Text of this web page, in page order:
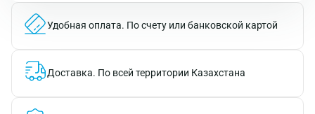
Удобная оплата. По счету или банковской картой
Доставка. По всей территории Казахстана